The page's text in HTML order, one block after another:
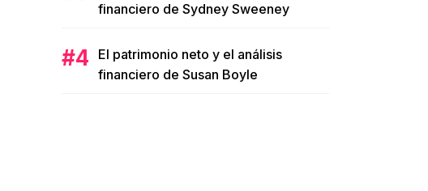
financiero de Sydney Sweeney
El patrimonio neto y el análisis
financiero de Susan Boyle